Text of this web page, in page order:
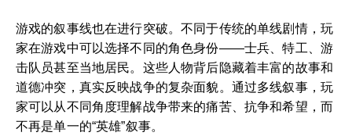
游戏的叙事线也在进行突破。不同于传统的单线剧情，玩
家在游戏中可以选择不同的角色身份——士兵、特工、游
击队员甚至当地居民。这些人物背后隐藏着丰富的故事和
道德冲突，真实反映战争的复杂面貌。通过多线叙事，玩
家可以从不同角度理解战争带来的痛苦、抗争和希望，而
不再是单一的“英雄”叙事。